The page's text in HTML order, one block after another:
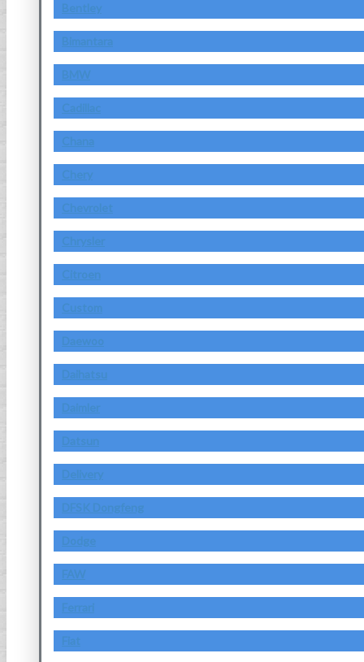
Bentley
Bimantara
BMW
Cadillac
Chana
Chery
Chevrolet
Chrysler
Citroen
Custom
Daewoo
Daihatsu
Daimler
Datsun
Delivery
DFSK Dongfeng
Dodge
FAW
Ferrari
Fiat